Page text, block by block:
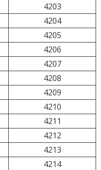
4203
4204
4205
4206
4207
4208
4209
4210
4211
4212
4213
4214